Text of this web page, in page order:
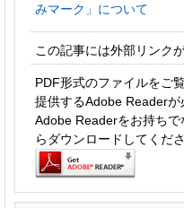
みマーク」について
この記事には外部リンク
PDF形式のファイルをご
提供するAdobe Readerが
Adobe Readerをお持ち
らダウンロードしてくださ